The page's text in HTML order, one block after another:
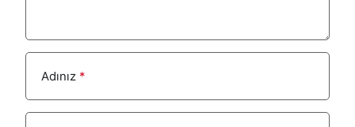
Adınız *